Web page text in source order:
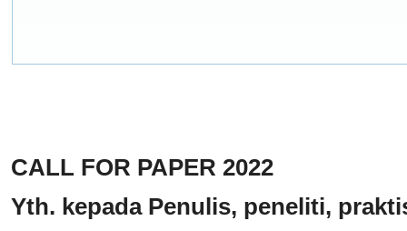
CALL FOR PAPER 2022
Yth. kepada Penulis, peneliti,